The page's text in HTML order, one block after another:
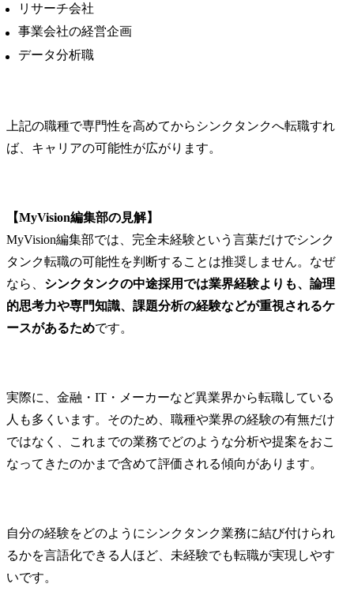
リサーチ会社
事業会社の経営企画
データ分析職
上記の職種で専門性を高めてからシンクタンクへ転職すれ
ば、キャリアの可能性が広がります。
【MyVision編集部の見解】
MyVision編集部では、完全未経験という言葉だけでシンク
タンク転職の可能性を判断することは推奨しません。なぜ
なら、 シンクタンクの中途採用では業界経験よりも、論理
的思考力や専門知識、課題分析の経験などが重視されるケ
ースがあるためです。
実際に、金融・IT・メーカーなど異業界から転職している
人も多くいます。そのため、職種や業界の経験の有無だけ
ではなく、これまでの業務でどのような分析や提案をおこ
なってきたのかまで含めて評価される傾向があります。
自分の経験をどのようにシンクタンク業務に結び付けられ
るかを言語化できる人ほど、未経験でも転職が実現しやす
いです。